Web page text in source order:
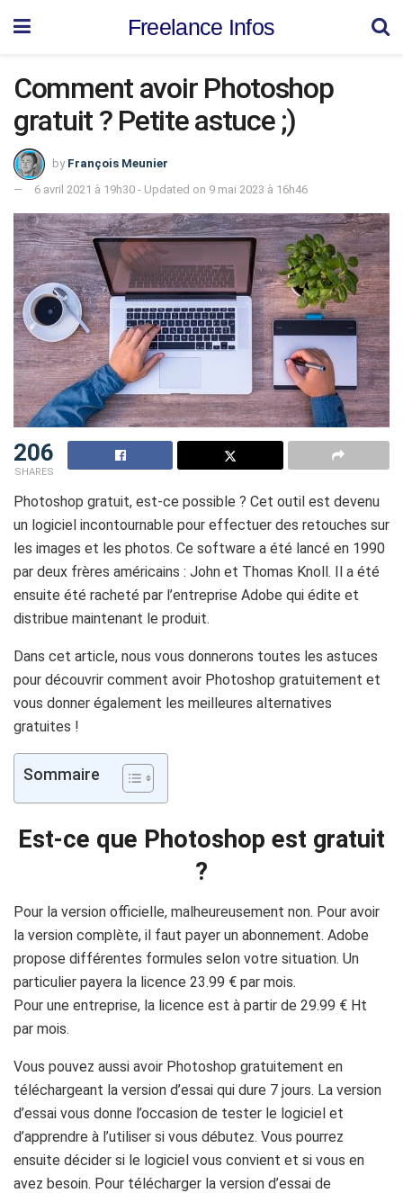
Freelance Infos
Comment avoir Photoshop
gratuit ? Petite astuce ;)
by François Meunier
6 avril 2021 à 19h30 - Updated on 9 mai 2023 à 16h46
206
SHARES
Photoshop gratuit, est-ce possible ? Cet outil est devenu
un logiciel incontournable pour effectuer des retouches sur
les images et les photos. Ce software a été lancé en 1990
par deux frères américains : John et Thomas Knoll. Il a été
ensuite été racheté par l’entreprise Adobe qui édite et
distribue maintenant le produit.
Dans cet article, nous vous donnerons toutes les astuces
pour découvrir comment avoir Photoshop gratuitement et
vous donner également les meilleures alternatives
gratuites !
Sommaire
Est-ce que Photoshop est gratuit
?
Pour la version officielle, malheureusement non. Pour avoir
la version complète, il faut payer un abonnement. Adobe
propose différentes formules selon votre situation. Un
particulier payera la licence 23.99 € par mois.
Pour une entreprise, la licence est à partir de 29.99 € Ht
par mois.
Vous pouvez aussi avoir Photoshop gratuitement en
téléchargeant la version d’essai qui dure 7 jours. La version
d’essai vous donne l’occasion de tester le logiciel et
d’apprendre à l’utiliser si vous débutez. Vous pourrez
ensuite décider si le logiciel vous convient et si vous en
avez besoin. Pour télécharger la version d’essai de